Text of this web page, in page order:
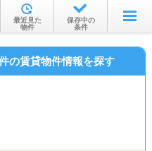
探す
・駅から
最近見た
物件
保存中の
条件
の賃貸物件情報を探す